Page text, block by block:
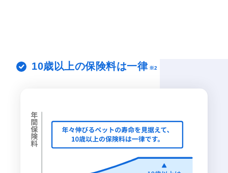
10歳以上の保険料は一律 ※2